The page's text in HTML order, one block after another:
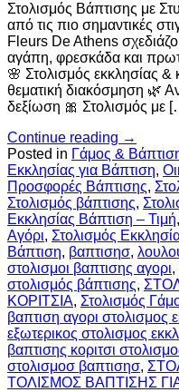
Στολισμός Βάπτισης με
από τις πιο σημαντικές
Fleurs De Athens
αγάπη, φρεσκάδα και
🌸 Στολισμός εκκλησίας
θεματική διακόσμηση 🌿
δεξίωση 🎀 Στολισμός με
Continue reading →
Posted in Γάμος &
Εκκλησίας για Βάπτιση,
Προσφορές Βάπτισης,
Στολισμός βάπτισης,
Εκκλησίας Βάπτιση – Τιμή,
Αγόρι, Στολισμός
Βάπτιση, βαπτισησ,
στολισμοι βαπτισης αγορι,
στολισμός βάπτισης,
ΚΟΡΙΤΣΙΑ, Στολισμός
βαπτιση αγορι στολισμος
εξωτερικος στολισμος
βαπτισης κοριτσι
στολισμοσ βαπτισησ,
ΤΟΛΙΣΜΟΣ ΒΑΠΤΙΣΗΣ